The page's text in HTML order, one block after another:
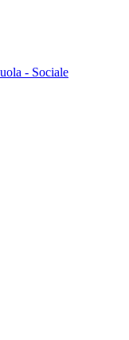
- Sociale